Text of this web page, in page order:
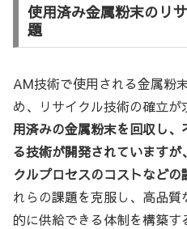
使用済み金属粉末のリ
題
AM技術で使用される金属粉
め、リサイクル技術の確立が
用済みの金属粉末を回収し
る技術が開発されています
クルプロセスのコストなどの
れらの課題を克服し、高品
的に供給できる体制を構築す